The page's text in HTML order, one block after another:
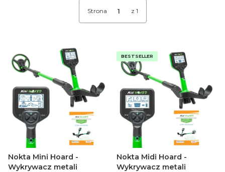
Strona z 1
Nokta Mini Hoard -
Wykrywacz metali
BESTSELLER
Nokta Midi Hoard -
Wykrywacz metali